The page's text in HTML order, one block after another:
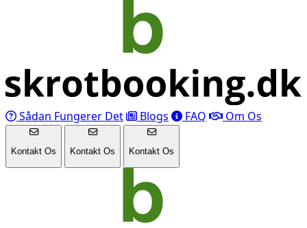
Sådan Fungerer Det Blogs FAQ Om Os
Kontakt Os Kontakt Os Kontakt Os